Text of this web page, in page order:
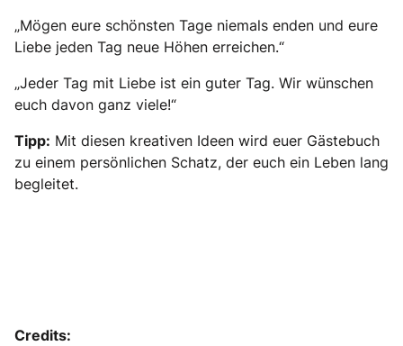
„Mögen eure schönsten Tage niemals enden und eure
Liebe jeden Tag neue Höhen erreichen.“
„Jeder Tag mit Liebe ist ein guter Tag. Wir wünschen
euch davon ganz viele!“
Tipp: Mit diesen kreativen Ideen wird euer Gästebuch
zu einem persönlichen Schatz, der euch ein Leben lang
begleitet.
Credits: